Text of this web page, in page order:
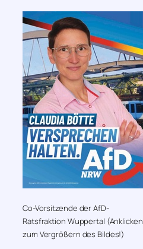
Co-Vorsitzende der AfD-
Ratsfraktion Wuppertal (Anklicken
zum Vergrößern des Bildes!)